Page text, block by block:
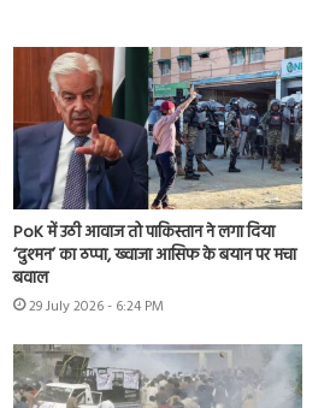
PoK में उठी आवाज तो पाकिस्तान ने लगा दिया
‘दुश्मन’ का ठप्पा, ख्वाजा आसिफ के बयान पर मचा
बवाल
29 July 2026 - 6:24 PM